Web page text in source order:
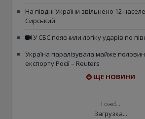
На півдні України звільнено 12
Сирський
У СБС пояснили логіку ударів по
Україна паралізувала майже
експорту Росії – Reuters
ЩЕ НОВИНИ
Load...
Загрузка...